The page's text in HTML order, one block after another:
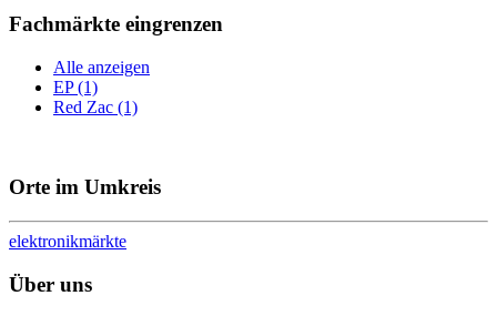
Fachmärkte eingrenzen
Alle anzeigen
EP (1)
Red Zac (1)
Orte im Umkreis
elektronikmärkte
Über uns